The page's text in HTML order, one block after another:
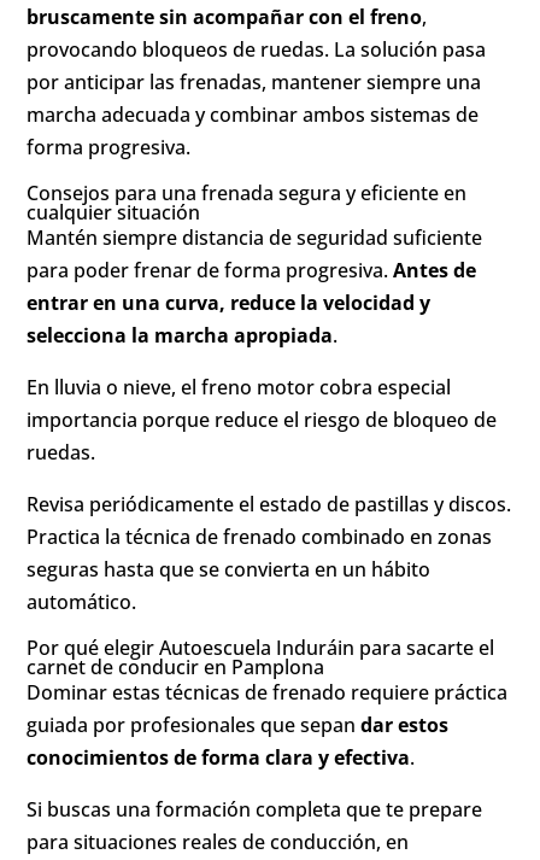
bruscamente sin acompañar con el freno,
provocando bloqueos de ruedas. La solución pasa
por anticipar las frenadas, mantener siempre una
marcha adecuada y combinar ambos sistemas de
forma progresiva.
Consejos para una frenada segura y eficiente en
cualquier situación
Mantén siempre distancia de seguridad suficiente
para poder frenar de forma progresiva.Antes de
entrar en una curva, reduce la velocidad y
selecciona la marcha apropiada.
En lluvia o nieve, el freno motor cobra especial
importancia porque reduce el riesgo de bloqueo de
ruedas.
Revisa periódicamente el estado de pastillas y discos.
Practica la técnica de frenado combinado en zonas
seguras hasta que se convierta en un hábito
automático.
Por qué elegir Autoescuela Induráin para sacarte el
carnet de conducir en Pamplona
Dominar estas técnicas de frenado requiere práctica
guiada por profesionales que sepandar estos
conocimientos de forma clara y efectiva.
Si buscas una formación completa que te prepare
para situaciones reales de conducción, en